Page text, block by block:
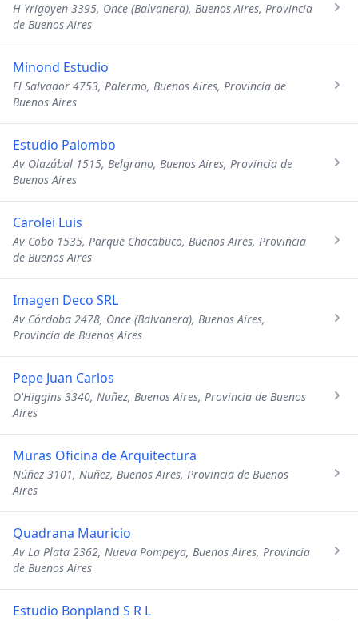
H Yrigoyen 3395, Once (Balvanera), Buenos Aires, Provincia
de Buenos Aires
Minond Estudio
El Salvador 4753, Palermo, Buenos Aires, Provincia de
Buenos Aires
Estudio Palombo
Av Olazábal 1515, Belgrano, Buenos Aires, Provincia de
Buenos Aires
Carolei Luis
Av Cobo 1535, Parque Chacabuco, Buenos Aires, Provincia
de Buenos Aires
Imagen Deco SRL
Av Córdoba 2478, Once (Balvanera), Buenos Aires,
Provincia de Buenos Aires
Pepe Juan Carlos
O'Higgins 3340, Nuñez, Buenos Aires, Provincia de Buenos
Aires
Muras Oficina de Arquitectura
Núñez 3101, Nuñez, Buenos Aires, Provincia de Buenos
Aires
Quadrana Mauricio
Av La Plata 2362, Nueva Pompeya, Buenos Aires, Provincia
de Buenos Aires
Estudio Bonpland S R L